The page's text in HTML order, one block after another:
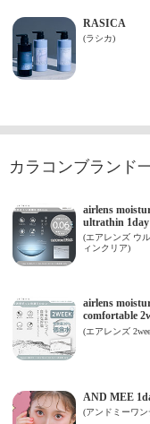
カラコンブランド